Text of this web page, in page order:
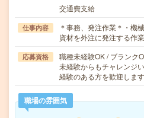
交通費支給
仕事内容
＊事務、発注作業＊・機
資材を外注に発注する作
応募資格
職種未経験OK / ブランク
未経験からもチャレンジ
経験のある方を歓迎しま
職場の雰囲気